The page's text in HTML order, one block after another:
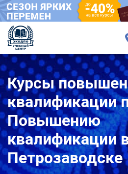
Курсы
квалификации
Повышению
квалификации
Петрозаводске